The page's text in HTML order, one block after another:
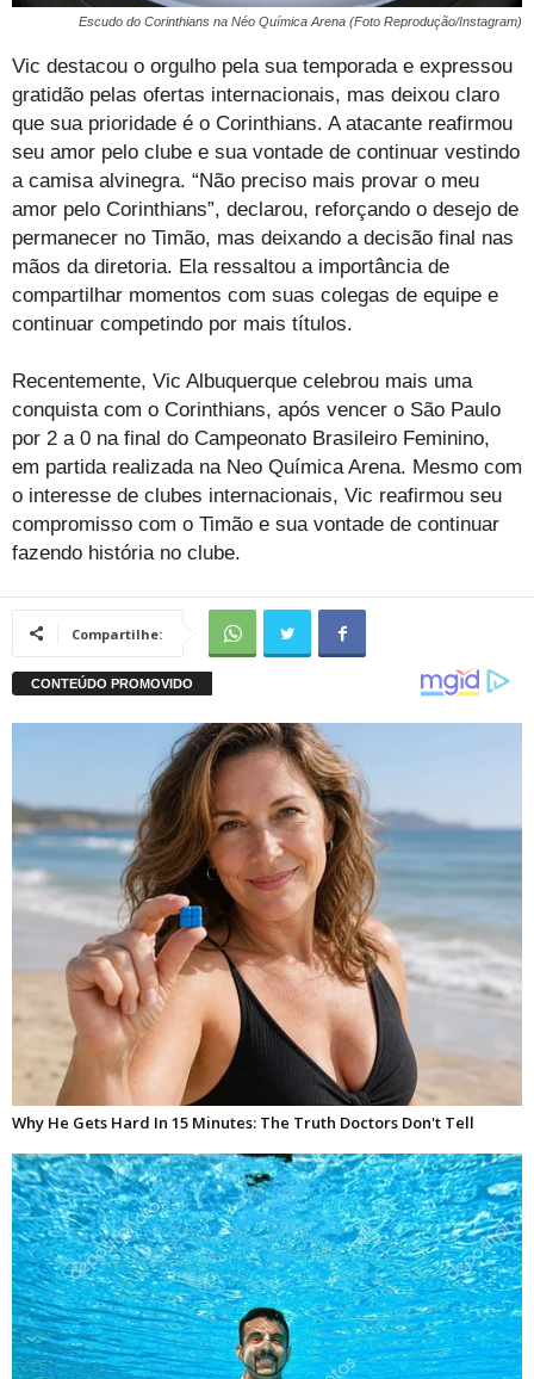
Escudo do Corinthians na Néo Química Arena (Foto Reprodução/Instagram)
Vic destacou o orgulho pela sua temporada e expressou
gratidão pelas ofertas internacionais, mas deixou claro
que sua prioridade é o Corinthians. A atacante reafirmou
seu amor pelo clube e sua vontade de continuar vestindo
a camisa alvinegra. “Não preciso mais provar o meu
amor pelo Corinthians”, declarou, reforçando o desejo de
permanecer no Timão, mas deixando a decisão final nas
mãos da diretoria. Ela ressaltou a importância de
compartilhar momentos com suas colegas de equipe e
continuar competindo por mais títulos.
Recentemente, Vic Albuquerque celebrou mais uma
conquista com o Corinthians, após vencer o São Paulo
por 2 a 0 na final do Campeonato Brasileiro Feminino,
em partida realizada na Neo Química Arena. Mesmo com
o interesse de clubes internacionais, Vic reafirmou seu
compromisso com o Timão e sua vontade de continuar
fazendo história no clube.
Compartilhe: